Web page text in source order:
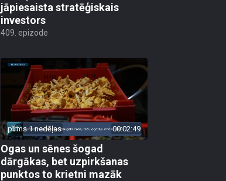
jāpiesaista stratēģiskais
investors
409. epizode
pirms 1 nedēļas 00:02:49
Ogas un sēnes šogad
dārgākas, bet uzpirkšanas
punktos to krietni mazāk